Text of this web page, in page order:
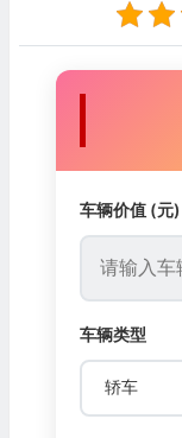
车辆价值 (元)
车辆类型